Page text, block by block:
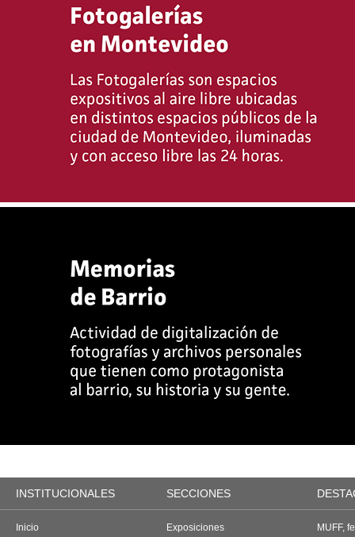
INSTITUCIONALES SECCIONES
Inicio
Exposiciones
MUFF,